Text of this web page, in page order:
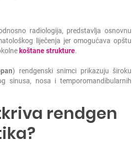
radiologija, predstavlja osnovnu
liječenja jer omogućava opštu
koštane strukture.
) rendgenski snimci prikazuju široku
sinusa, nosa i temporomandibularnih
rendgen